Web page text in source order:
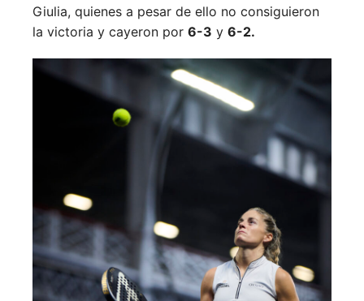
Giulia, quienes a pesar de ello no consiguieron
la victoria y cayeron por 6-3 y 6-2.